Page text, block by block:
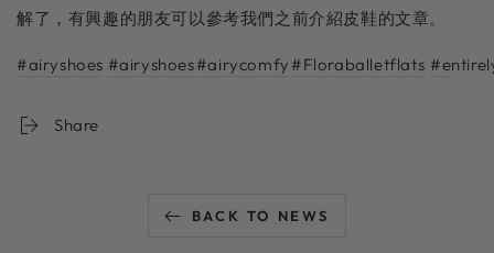
解了，有興趣的朋友可以參考我們之前介紹皮鞋的文章。⁠⁠
#airyshoes #airyshoes#airycomfy #Floraballetflats #e
Share
BACK TO NEWS